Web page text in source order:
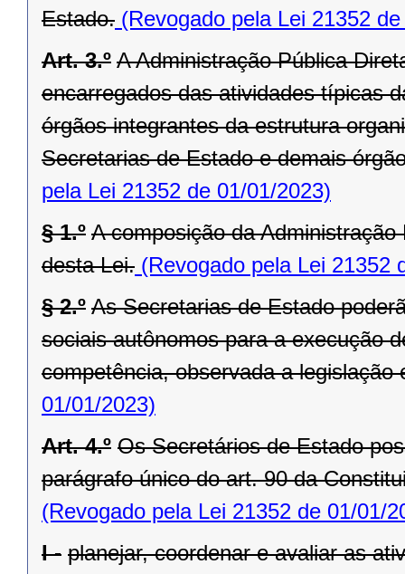
Estado. (Revogado pela Lei 21352
Art. 3.º A Administração Pública
encarregados das atividades típicas
órgãos integrantes da estrutura
Secretarias de Estado e demais
pela Lei 21352 de 01/01/2023)
§ 1.º A composição da
desta Lei. (Revogado pela Lei 21352
§ 2.º As Secretarias de Estado
sociais autônomos para a execução
competência, observada a legislação
01/01/2023)
Art. 4.º Os Secretários de Estado
parágrafo único do art. 90 da
(Revogado pela Lei 21352 de 01/01/
I - planejar, coordenar e avaliar as